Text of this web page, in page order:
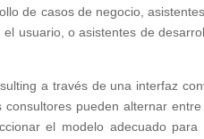
de casos de negocio,
usuario, o asistentes de
a través de una interfaz
pueden alternar
el modelo adecuado